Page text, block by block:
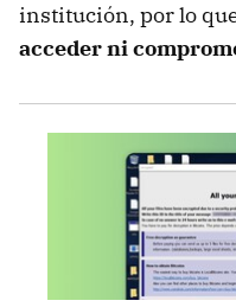
institución, por lo
acceder ni